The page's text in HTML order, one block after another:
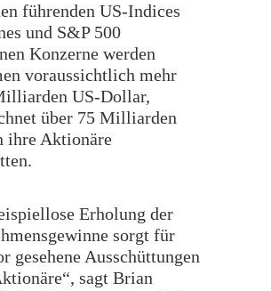
führenden US-Indices
und S&P 500
Konzerne werden
voraussichtlich mehr
US-Dollar,
über 75 Milliarden
ihre Aktionäre
Erholung der
sorgt für
gesehene Ausschüttungen
sagt Brian